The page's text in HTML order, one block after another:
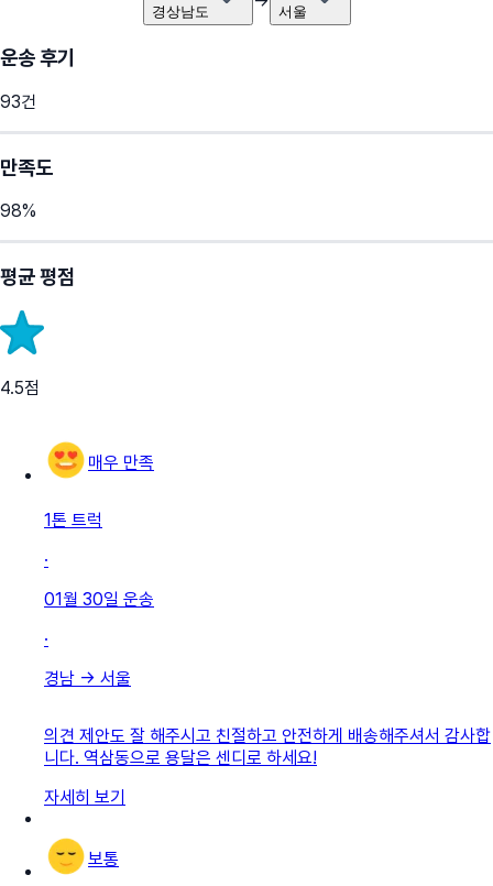
경상남도 서울
운송 후기
93건
만족도
98%
평균 평점
4.5점
매우 만족
1톤 트럭
·
01월 30일 운송
·
경남 → 서울
의견 제안도 잘 해주시고 친절하고 안전하게 배송해주셔서 감사합
니다. 역삼동으로 용달은 센디로 하세요!
자세히 보기
보통